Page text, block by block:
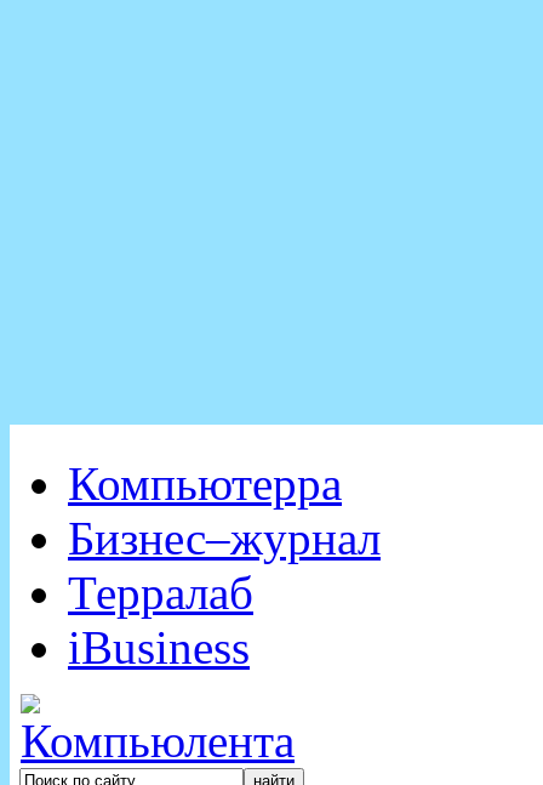
Компьютерра
Бизнес–журнал
Терралаб
iBusiness